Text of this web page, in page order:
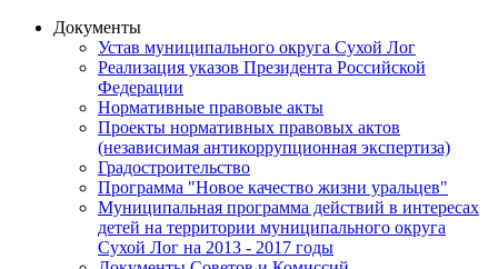
Документы
Устав муниципального округа Сухой Лог
Реализация указов Президента Российской
Федерации
Нормативные правовые акты
Проекты нормативных правовых актов
(независимая антикоррупционная экспертиза)
Градостроительство
Программа "Новое качество жизни уральцев"
Муниципальная программа действий в интересах
детей на территории муниципального округа
Сухой Лог на 2013 - 2017 годы